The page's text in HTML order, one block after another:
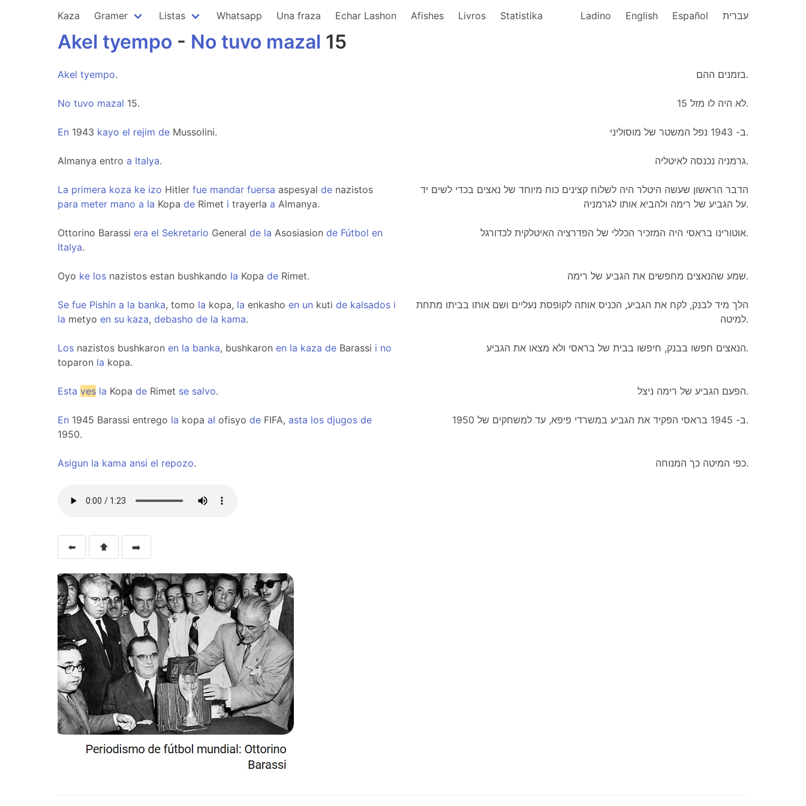
Kaza Gramer Listas Whatsapp Una fraza Echar Lashon Afishes Livros Statistika Ladino English Español עברית
Akel tyempo - No tuvo mazal 15
Akel tyempo. בזמנים ההם.
No tuvo mazal 15. לא היה לו מזל 15.
En 1943 kayo el rejim de Mussolini. ב- 1943 נפל המשטר של מוסוליני.
Almanya entro a Italya. גרמניה נכנסה לאיטליה.
La primera koza ke izo Hitler fue mandar fuersa aspesyal de nazistos
para meter mano a la Kopa de Rimet i trayerla a Almanya.
הדבר הראשון שעשה היטלר היה לשלוח קצינים כוח מיוחד של נאצים בכדי לשים יד
על הגביע של רימה ולהביא אותו לגרמניה.
Ottorino Barassi era el Sekretario General de la Asosiasion de Fútbol en
Italya.
אוטורינו בראסי היה המזכיר הכללי של הפדרציה האיטלקית לכדורגל.
Oyo ke los nazistos estan bushkando la Kopa de Rimet. שמע שהנאצים מחפשים את הגביע של רימה.
Se fue Pishin a la banka, tomo la kopa, la enkasho en un kuti de kalsados i
la metyo en su kaza, debasho de la kama.
הלך מיד לבנק, לקח את הגביע, הכניס אותה לקופסת נעליים ושם אותו בביתו מתחת
למיטה.
Los nazistos bushkaron en la banka, bushkaron en la kaza de Barassi i no
toparon la kopa.
הנאצים חפשו בבנק, חיפשו בבית של בראסי ולא מצאו את הגביע.
Esta ves la Kopa de Rimet se salvo. הפעם הגביע של רימה ניצל.
En 1945 Barassi entrego la kopa al ofisyo de FIFA, asta los djugos de
1950.
ב- 1945 בראסי הפקיד את הגביע במשרדי פיפא, עד למשחקים של 1950.
Asigun la kama ansi el repozo. כפי המיטה כך המנוחה.
⬅️ ⬆️ ➡️